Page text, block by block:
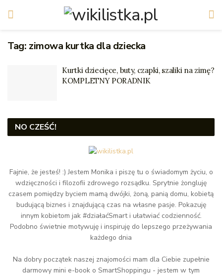
Tag: zimowa kurtka dla dziecka
Kurtki dziecięce, buty, czapki, szaliki na zimę?
KOMPLETNY PORADNIK
NO CZEŚĆ!
Fajnie, że jesteś! :) Jestem Monika i piszę tu o świadomym życiu, o
wdzięczności i filozofii zdrowego rozsądku. Sprytnie żongluję
czasem pomiędzy byciem mamą dwójki, żoną, panią domu, kobietą
budującą biznes i znajdującą czas na własne pasje. Pokazuję
innym kobietom jak #działaćSmart i ułatwiać codzienność.
Podobno świetnie motywuję i inspiruję do lepszego przeżywania
każdego dnia
Na dobry początek naszej znajomości mam dla Ciebie zupełnie
darmowy mini e-book o SmartShoppingu - jestem w tym